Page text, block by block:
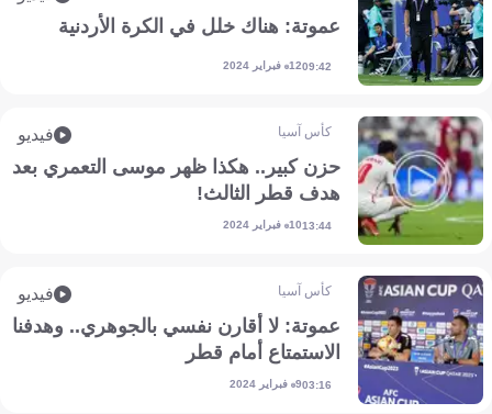
عموتة: هناك خلل في الكرة الأردنية
09:4212 فبراير 2024
كأس آسيا فيديو
حزن كبير.. هكذا ظهر موسى التعمري بعد
هدف قطر الثالث!
13:4410 فبراير 2024
كأس آسيا فيديو
عموتة: لا أقارن نفسي بالجوهري.. وهدفنا
الاستمتاع أمام قطر
03:169 فبراير 2024